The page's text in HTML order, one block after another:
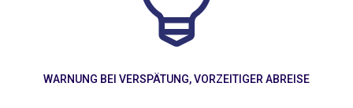
WARNUNG BEI VERSPÄTUNG, VORZEITIGER ABREISE